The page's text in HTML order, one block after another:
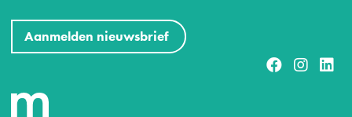
Aanmelden nieuwsbrief